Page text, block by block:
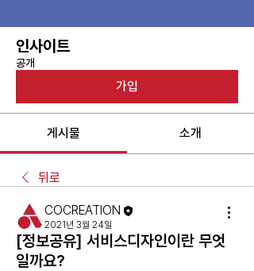
인사이트
공개
가입
게시물 소개
뒤로
COCREATION
2021년 3월 24일
[정보공유] 서비스디자인이란 무엇
일까요?